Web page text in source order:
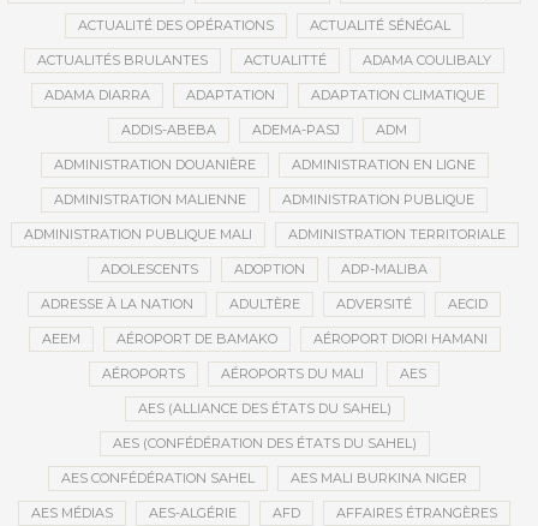
ACTUALITÉ DES OPÉRATIONS ACTUALITÉ SÉNÉGAL
ACTUALITÉS BRULANTES ACTUALITTÉ ADAMA COULIBALY
ADAMA DIARRA ADAPTATION ADAPTATION CLIMATIQUE
ADDIS-ABEBA ADEMA-PASJ ADM
ADMINISTRATION DOUANIÈRE ADMINISTRATION EN LIGNE
ADMINISTRATION MALIENNE ADMINISTRATION PUBLIQUE
ADMINISTRATION PUBLIQUE MALI ADMINISTRATION TERRITORIALE
ADOLESCENTS ADOPTION ADP-MALIBA
ADRESSE À LA NATION ADULTÈRE ADVERSITÉ AECID
AEEM AÉROPORT DE BAMAKO AÉROPORT DIORI HAMANI
AÉROPORTS AÉROPORTS DU MALI AES
AES (ALLIANCE DES ÉTATS DU SAHEL)
AES (CONFÉDÉRATION DES ÉTATS DU SAHEL)
AES CONFÉDÉRATION SAHEL AES MALI BURKINA NIGER
AES MÉDIAS AES-ALGÉRIE AFD AFFAIRES ÉTRANGÈRES